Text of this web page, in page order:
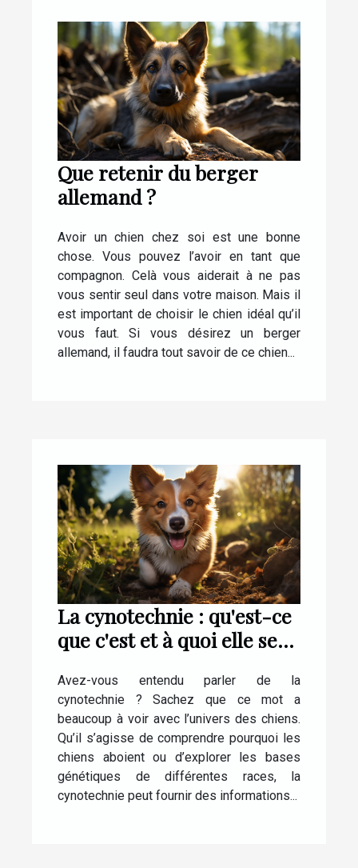
Que retenir du berger
allemand ?
Avoir un chien chez soi est une bonne
chose. Vous pouvez l’avoir en tant que
compagnon. Celà vous aiderait à ne pas
vous sentir seul dans votre maison. Mais il
est important de choisir le chien idéal qu’il
vous faut. Si vous désirez un berger
allemand, il faudra tout savoir de ce chien...
La cynotechnie : qu'est-ce
que c'est et à quoi elle sert
Avez-vous entendu parler de la
cynotechnie ? Sachez que ce mot a
beaucoup à voir avec l’univers des chiens.
Qu’il s’agisse de comprendre pourquoi les
chiens aboient ou d’explorer les bases
génétiques de différentes races, la
cynotechnie peut fournir des informations...